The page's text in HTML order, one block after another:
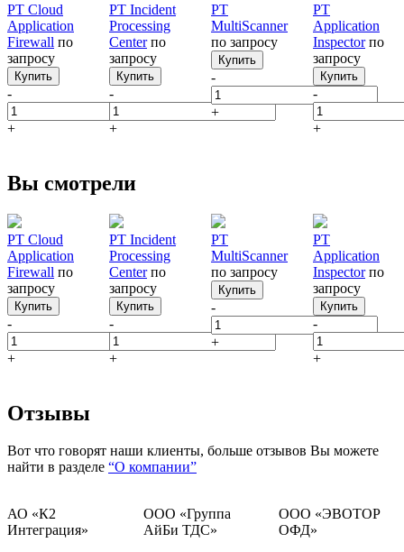
PT Cloud
Application
Firewall по
запросу
Купить
-
+
PT Incident
Processing
Center по
запросу
Купить
-
+
PT
MultiScanner
по запросу
Купить
-
+
PT
Application
Inspector по
запросу
Купить
-
+
Вы смотрели
PT Cloud
Application
Firewall по
запросу
Купить
-
+
PT Incident
Processing
Center по
запросу
Купить
-
+
PT
MultiScanner
по запросу
Купить
-
+
PT
Application
Inspector по
запросу
Купить
-
+
Отзывы
Вот что говорят наши клиенты, больше отзывов Вы можете
найти в разделе “О компании”
АО «К2
Интеграция»
ООО «Группа
АйБи ТДС»
ООО «ЭВОТОР
ОФД»